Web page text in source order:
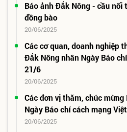
Báo ảnh Đắk Nông - cầu nối
đồng bào
20/06/2025
Các cơ quan, doanh nghiệp
Đắk Nông nhân Ngày Báo
21/6
20/06/2025
Các đơn vị thăm, chúc
Ngày Báo chí cách mạng
20/06/2025